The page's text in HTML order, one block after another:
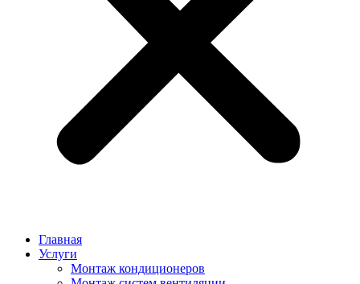
Главная
Услуги
Монтаж кондиционеров